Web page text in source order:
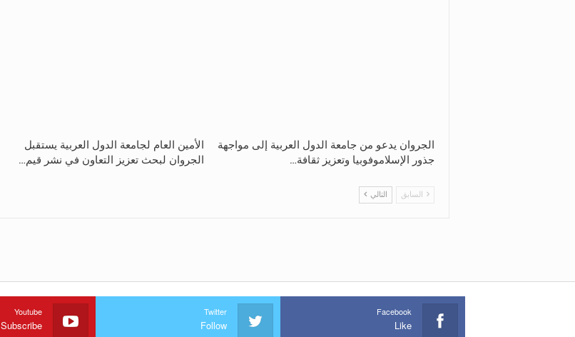
الجروان يدعو من جامعة الدول العربية إلى مواجهة
جذور الإسلاموفوبيا وتعزيز ثقافة…
الأمين العام لجامعة الدول العربية يستقبل
الجروان لبحث تعزيز التعاون في نشر قيم…
السابق التالي
Facebook
Like
Twitter
Follow
Youtube
Subscribe